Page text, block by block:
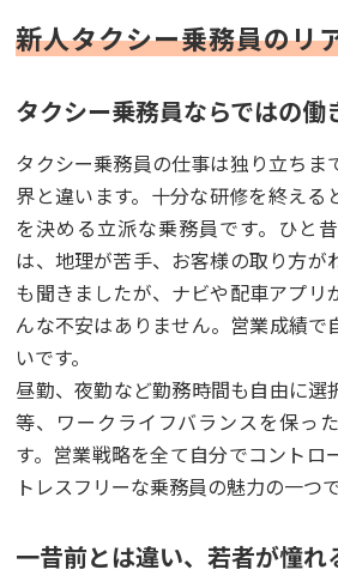
新人タクシー乗務員のリ
タクシー乗務員ならではの働
タクシー乗務員の仕事は独り立ちま
界と違います。十分な研修を終える
を決める立派な乗務員です。ひと
は、地理が苦手、お客様の取り方が
も聞きましたが、ナビや配車アプリ
んな不安はありません。営業成績で
いです。
昼勤、夜勤など勤務時間も自由に選
等、ワークライフバランスを保っ
す。営業戦略を全て自分でコントロ
トレスフリーな乗務員の魅力の一つで
一昔前とは違い、若者が憧れ